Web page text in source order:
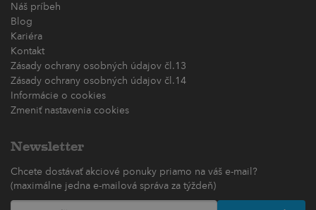
Náš príbeh
Blog
Kariéra
Kontakt
Zásady ochrany osobných údajov čl.13
Zásady ochrany osobných údajov čl.14
Informácie o cookies
Zmeniť nastavenia cookies
Newsletter
Chcete dostávať akciové ponuky priamo na váš e-mail?
(maximálne jedna e-mailová správa za týždeň)